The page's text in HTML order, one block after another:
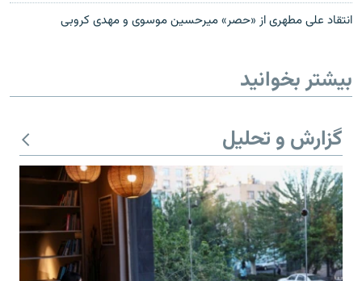
انتقاد علی مطهری از «حصر» میرحسین موسوی و مهدی کروبی
بیشتر بخوانید
گزارش و تحلیل